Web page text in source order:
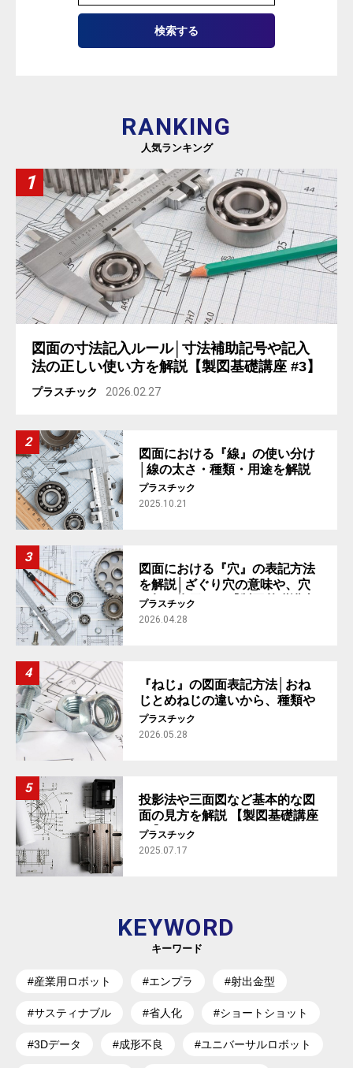
RANKING
人気ランキング
図面の寸法記入ルール│寸法補助記号や記入
法の正しい使い方を解説【製図基礎講座 #3】
プラスチック 2026.02.27
図面における『線』の使い分け
│線の太さ・種類・用途を解説
【製図基礎講座 #2】
プラスチック
2025.10.21
図面における『穴』の表記方法
を解説│ざぐり穴の意味や、穴
の加工指示まで【製図基礎講座
#4】
プラスチック
2026.04.28
『ねじ』の図面表記方法│おね
じとめねじの違いから、種類や
規格まで解説【製図基礎講座
#5】
プラスチック
2026.05.28
投影法や三面図など基本的な図
面の見方を解説 【製図基礎講座
#1】
プラスチック
2025.07.17
KEYWORD
キーワード
#産業用ロボット #エンプラ #射出金型
#サスティナブル #省人化 #ショートショット
#3Dデータ #成形不良 #ユニバーサルロボット